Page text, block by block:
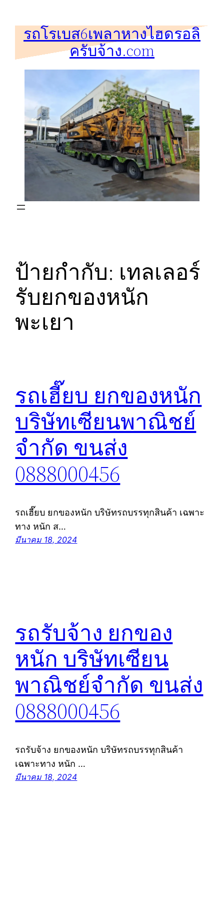
รถโรเบส6เพลาหางไฮดรอลิ
ครับจ้าง.com
ป้ายกำกับ: เทลเลอร์
รับยกของหนัก
พะเยา
รถเฮี๊ยบ ยกของหนัก
บริษัทเซียนพาณิชย์
จำกัด ขนส่ง
0888000456
รถเฮี๊ยบ ยกของหนัก บริษัทรถบรรทุกสินค้า เฉพาะ
ทาง หนัก ส…
มีนาคม 18, 2024
รถรับจ้าง ยกของ
หนัก บริษัทเซียน
พาณิชย์จำกัด ขนส่ง
0888000456
รถรับจ้าง ยกของหนัก บริษัทรถบรรทุกสินค้า
เฉพาะทาง หนัก …
มีนาคม 18, 2024